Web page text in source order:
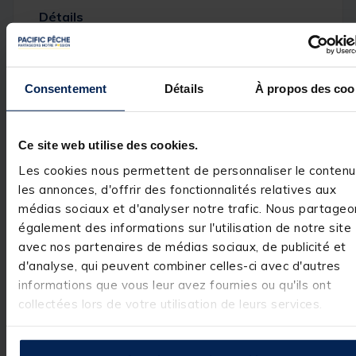
Consentement Détails À propos des
Ce site web utilise des cookies.
Les cookies nous permettent de personnaliser le
les annonces, d'offrir des fonctionnalités relatives aux
médias sociaux et d'analyser notre trafic. Nous
également des informations sur l'utilisation de notre site
avec nos partenaires de médias sociaux, de publicité et
d'analyse, qui peuvent combiner celles-ci avec d'autres
informations que vous leur avez fournies ou qu'ils ont
collectées lors de votre utilisation de leurs services.
Détails
Caractéristiques de la
Manche court et léger en carbone.
Clip de fixation à la ceinture.
Système d'ouverture rapide.
Filet profond, à fond plat.
Pognée en mousse haute densité.
Longueur: 60 cm.
Largeur du filet: 31 cm.
Profondeur du filet: 31 cm.
Maille de 4 mm.
Encombrement: 33 cm
Spécifications